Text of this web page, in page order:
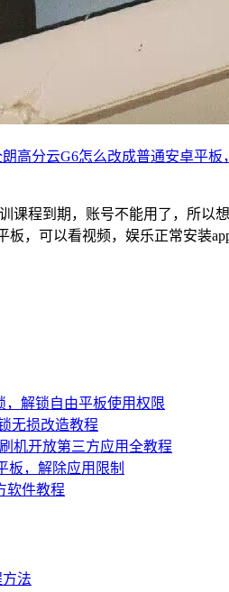
高分云G6怎么改成普通安卓平
课程到期，账号不能用了，所
，可以看视频，娱乐正常安装
解锁自由平板使用权限
无损改造教程
机开放第三方应用全教程
板，解除应用限制
软件教程
法